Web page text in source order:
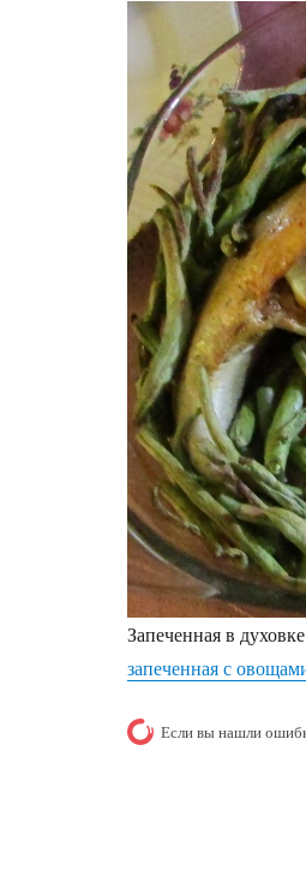
Запеченная в
запеченная с
Если вы нашли